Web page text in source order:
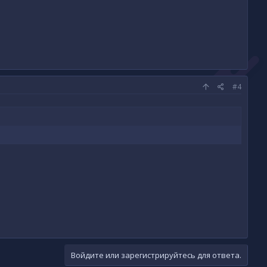
#4
Войдите или зарегистрируйтесь для ответа.